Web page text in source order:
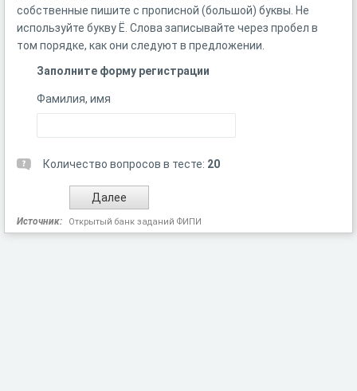
собственные пишите с прописной (большой) буквы. Не
используйте букву Ё. Слова записывайте через пробел в
том порядке, как они следуют в предложении.
Заполните форму регистрации
Фамилия, имя
Количество вопросов в тесте: 20
Источник: Открытый банк заданий ФИПИ